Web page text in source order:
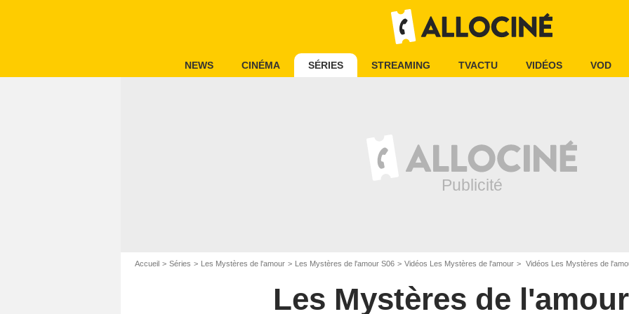
NEWS CINÉMA SÉRIES STREAMING TVACTU VIDÉOS VOD
Accueil Séries Les Mystères de l'amour Les Mystères de l'amour S06 Vidéos Les Mystères de l'amour Vidéos Les Mystères de
Les Mystères de l'amour